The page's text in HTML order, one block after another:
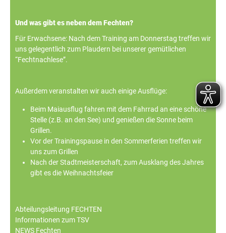
Und was gibt es neben dem Fechten?
Für Erwachsene: Nach dem Training am Donnerstag treffen wir
uns gelegentlich zum Plaudern bei unserer gemütlichen
“Fechtnachlese”.
Außerdem veranstalten wir auch einige Ausflüge:
Beim Maiausflug fahren mit dem Fahrrad an eine schöne
Stelle (z.B. an den See) und genießen die Sonne beim
Grillen.
Vor der Trainingspause in den Sommerferien treffen wir
uns zum Grillen
Nach der Stadtmeisterschaft, zum Ausklang des Jahres
gibt es die Weihnachtsfeier
Abteilungsleitung FECHTEN
Informationen zum TSV
NEWS Fechten